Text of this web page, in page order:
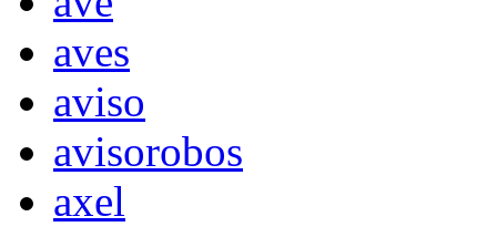
aves
aviso
avisorobos
axel